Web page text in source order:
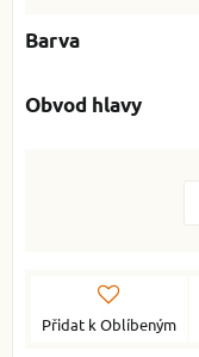
Barva
Obvod hlavy
Přidat k Oblíbeným